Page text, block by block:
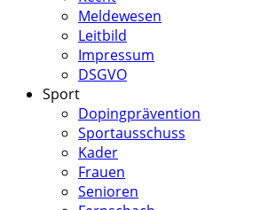
Meldewesen
Leitbild
Impressum
DSGVO
Sport
Dopingprävention
Sportausschuss
Kader
Frauen
Senioren